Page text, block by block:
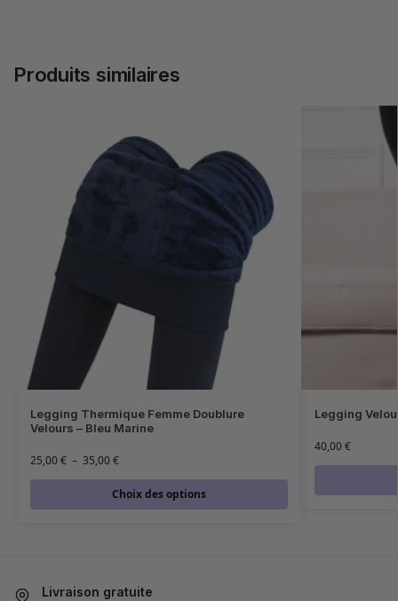
Produits similaires
Legging Thermique Femme Doublure
Velours – Bleu Marine
25,00€ – 35,00€
Choix des options
Legging
40,00€
Livraison gratuite